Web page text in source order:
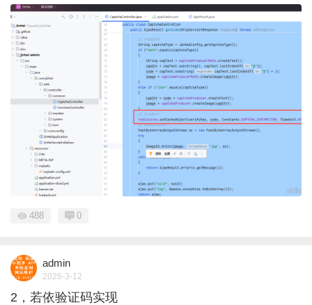
488 0
admin
2026-3-12
2，若依验证码实现